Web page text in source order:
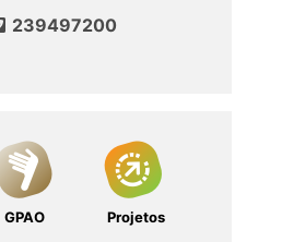
239497200
GPAO Projetos